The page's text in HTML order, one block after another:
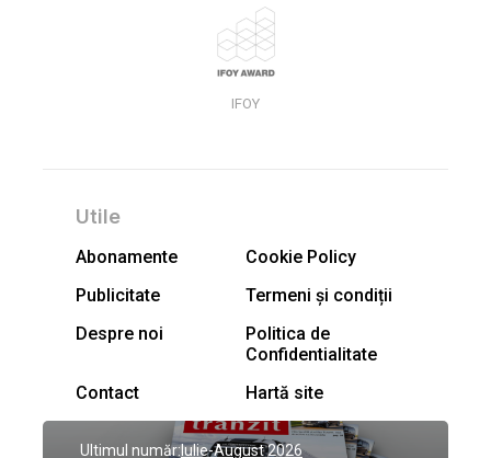
IFOY
Utile
Abonamente
Cookie Policy
Publicitate
Termeni și condiții
Despre noi
Politica de
Confidentialitate
Contact
Hartă site
Ultimul număr:Iulie-August 2026